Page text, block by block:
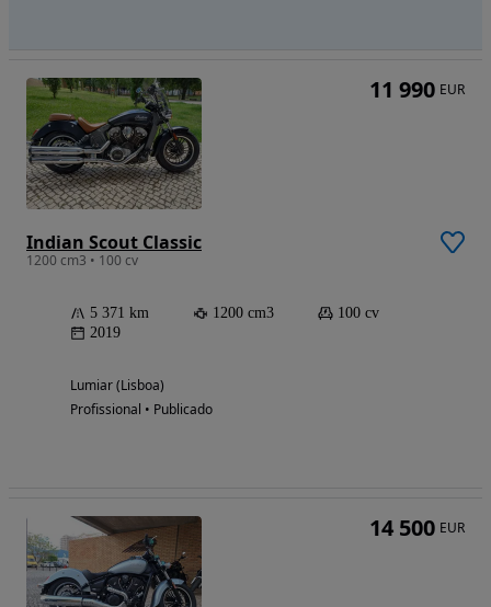
Indian Scout Classic
1200 cm3 • 100 cv
5 371 km 1200 cm3
100 cv
2019
Lumiar (Lisboa)
Profissional • Publicado
11 990 EUR
14 500 EUR